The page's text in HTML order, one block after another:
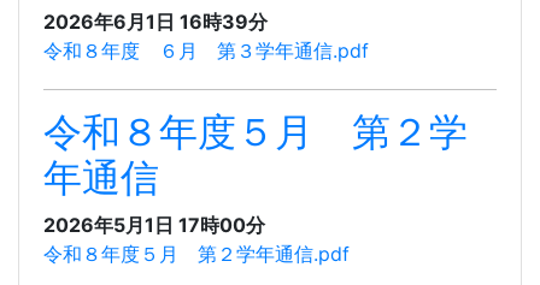
2026年6月1日 16時39分
令和８年度 ６月 第３学年通信.pdf
令和８年度５月 第２学
年通信
2026年5月1日 17時00分
令和８年度５月 第２学年通信.pdf